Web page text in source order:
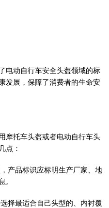
电动自行车安全头盔领域的标
发展，保障了消费者的生命安
摩托车头盔或者电动自行车头
点：
产品标识应标明生产厂家、地
。
选择最适合自己头型的、内衬覆